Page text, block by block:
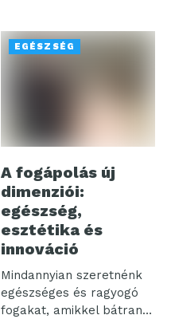
EGÉSZSÉG
A fogápolás új
dimenziói:
egészség,
esztétika és
innováció
Mindannyian szeretnénk
egészséges és ragyogó
fogakat, amikkel bátran